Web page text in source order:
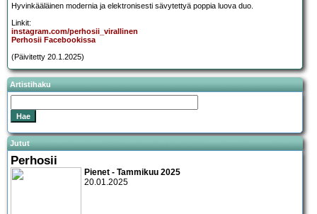
Hyvinkääläinen modernia ja elektronisesti sävytettyä poppia luova duo.
Linkit:
instagram.com/perhosii_virallinen
Perhosii Facebookissa
(Päivitetty 20.1.2025)
Artistihaku
Jutut
Perhosii
Pienet - Tammikuu 2025
20.01.2025